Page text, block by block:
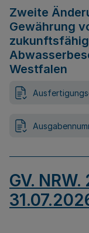
Zweite
Gewährung
Westfalen
GV.